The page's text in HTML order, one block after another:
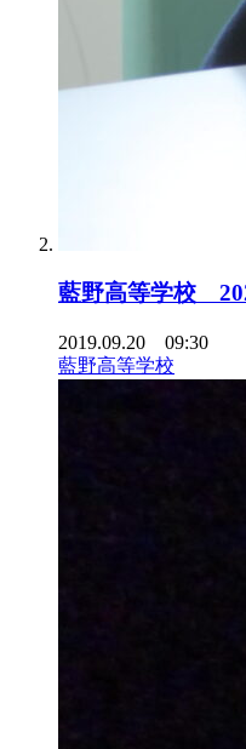
藍野高等学校
2019.09.20 09:30
藍野高等学校